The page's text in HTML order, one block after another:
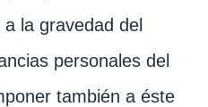
la gravedad del
personales del
también a éste